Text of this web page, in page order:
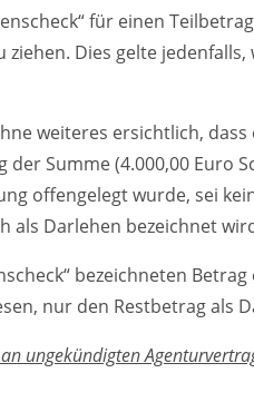
für einen
ziehen. Dies gelte
weiteres ersichtlich,
Summe (4.000,00 Euro
offengelegt wurde, sei
als Darlehen bezeichnet
bezeichneten
nur den Restbetrag als
ungekündigten